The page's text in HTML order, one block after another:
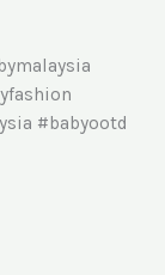
#babyootd